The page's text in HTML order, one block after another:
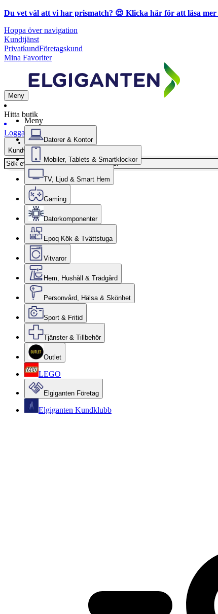
Du vet väl att vi har prismatch? 😍 Klicka här för att läsa mer
Hoppa över navigation
Kundtjänst
PrivatkundFöretagskund
Mina Favoriter
Meny
Hitta butik
Logga in
Kundvagn
Meny
Datorer & Kontor
Mobiler, Tablets & Smartklockor
TV, Ljud & Smart Hem
Gaming
Datorkomponenter
Epoq Kök & Tvättstuga
Vitvaror
Hem, Hushåll & Trädgård
Personvård, Hälsa & Skönhet
Sport & Fritid
Tjänster & Tillbehör
Outlet
LEGO
Elgiganten Företag
Elgiganten Kundklubb